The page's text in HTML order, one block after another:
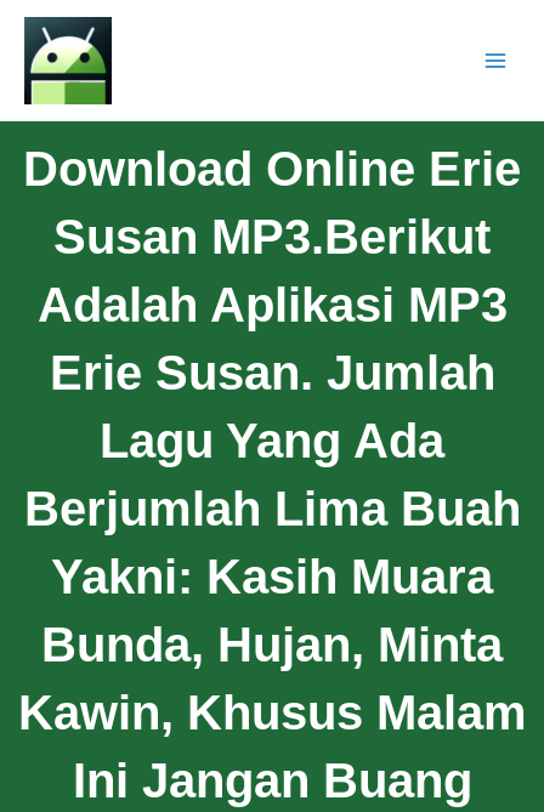
Download Online Erie
Susan MP3.Berikut
Adalah Aplikasi MP3
Erie Susan. Jumlah
Lagu Yang Ada
Berjumlah Lima Buah
Yakni: Kasih Muara
Bunda, Hujan, Minta
Kawin, Khusus Malam
Ini Jangan Buang